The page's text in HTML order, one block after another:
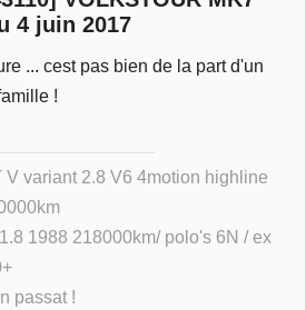
4 juin 2017
... cest pas bien de la part d'un
!
V variant 2.8 V6 4motion highline
1988 218000km/ polo's 6N / ex
passat !